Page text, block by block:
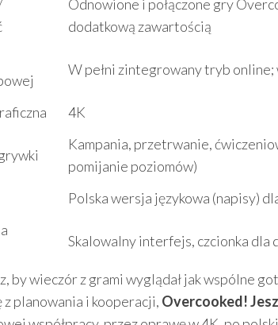
Odnowione i połączone gry
dodatkową zawartością
W pełni zintegrowany tryb
4K
Kampania, przetrwanie,
pomijanie poziomów)
Polska wersja językowa (napisy)
Skalowalny interfejs, czcionka
by wieczór z grami wyglądał jak wspólne
z planowania i kooperacji, Overcooked!